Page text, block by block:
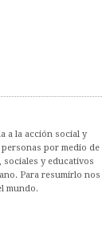
a la acción social y
personas por medio de
y educativos
Para resumirlo nos
mundo.